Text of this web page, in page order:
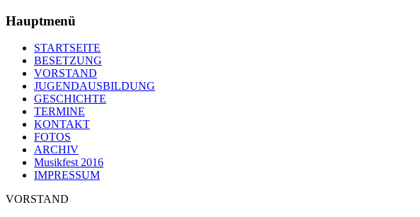
Hauptmenü
STARTSEITE
BESETZUNG
VORSTAND
JUGENDAUSBILDUNG
GESCHICHTE
TERMINE
KONTAKT
FOTOS
ARCHIV
Musikfest 2016
IMPRESSUM
VORSTAND